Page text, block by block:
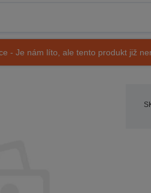
- Je nám líto, ale tento produkt již